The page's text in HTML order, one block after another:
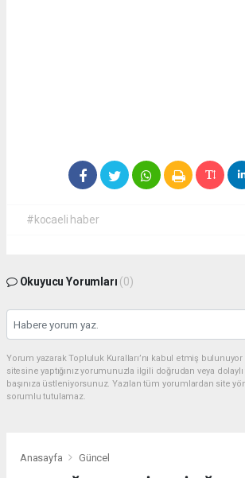
#kocaeli haber
Okuyucu Yorumları (0)
Yorum yazarak Topluluk Kuralları’nı kabul etmiş
sitesine yaptığınız yorumunuzla ilgili doğrudan veya
başınıza üstleniyorsunuz. Yazılan tüm yorumlardan site
sorumlu tutulamaz.
Anasayfa Güncel